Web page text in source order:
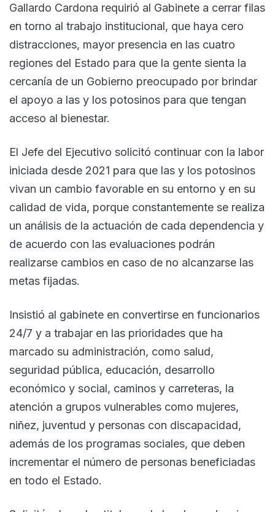
Gallardo Cardona requirió al Gabinete a cerrar filas
en torno al trabajo institucional, que haya cero
distracciones, mayor presencia en las cuatro
regiones del Estado para que la gente sienta la
cercanía de un Gobierno preocupado por brindar
el apoyo a las y los potosinos para que tengan
acceso al bienestar.
El Jefe del Ejecutivo solicitó continuar con la labor
iniciada desde 2021 para que las y los potosinos
vivan un cambio favorable en su entorno y en su
calidad de vida, porque constantemente se realiza
un análisis de la actuación de cada dependencia y
de acuerdo con las evaluaciones podrán
realizarse cambios en caso de no alcanzarse las
metas fijadas.
Insistió al gabinete en convertirse en funcionarios
24/7 y a trabajar en las prioridades que ha
marcado su administración, como salud,
seguridad pública, educación, desarrollo
económico y social, caminos y carreteras, la
atención a grupos vulnerables como mujeres,
niñez, juventud y personas con discapacidad,
además de los programas sociales, que deben
incrementar el número de personas beneficiadas
en todo el Estado.